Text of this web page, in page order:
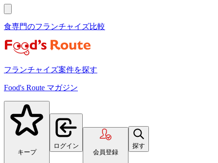
食専門のフランチャイズ比較
フランチャイズ案件を探す
Food's Route マガジン
キープ
ログイン
会員登録
探す